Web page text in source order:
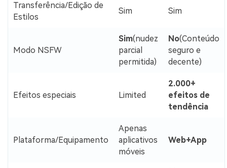
Transferência/Edição de
Estilos
Sim Sim
Modo NSFW
Sim(nudez
parcial
permitida)
No(Conteúdo
seguro e
decente)
Efeitos especiais Limited
2.000+
efeitos de
tendência
Plataforma/Equipamento
Apenas
aplicativos
móveis
Web+App